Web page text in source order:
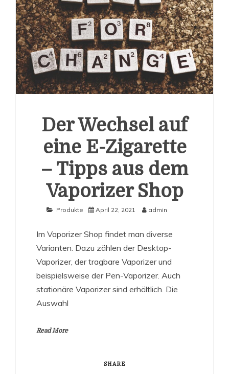
Der Wechsel auf
eine E-Zigarette
– Tipps aus dem
Vaporizer Shop
Produkte April 22, 2021 admin
Im Vaporizer Shop findet man diverse
Varianten. Dazu zählen der Desktop-
Vaporizer, der tragbare Vaporizer und
beispielsweise der Pen-Vaporizer. Auch
stationäre Vaporizer sind erhältlich. Die
Auswahl
Read More
SHARE